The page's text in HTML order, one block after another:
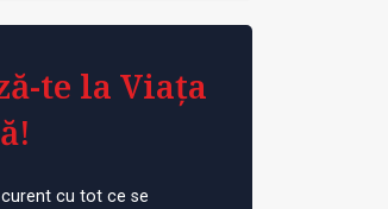
te la Viața
cu tot ce se